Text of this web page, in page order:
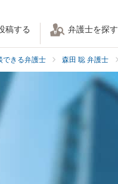
稿する 弁護士を探す
できる弁護士 森田 聡 弁護士